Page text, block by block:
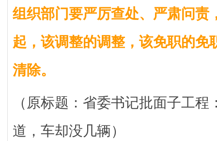
组织部门要严厉查处、严肃问责
起，该调整的调整，该免职的免
清除。
（原标题：省委书记批面子工
道，车却没几辆）